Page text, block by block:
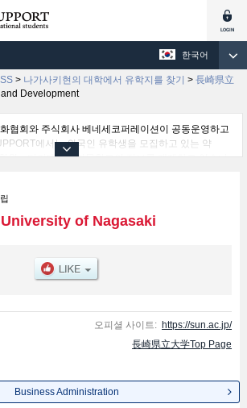
한국어
> 나가사키현의 대학에서 유학지를 찾기 > 長崎県立
Development
협회와 주식회사 베네세코퍼레이션이 공동운영하고
에서는 외국인 유학생을 모집하고 있는 약
원・단기대학・전문학교의 정보를 게재하고 있습니
and Nutrition 학부및Global and Media
Systems 학부및Regional Design and
학부별 정보, 모집정원과 합격자수 등의 입시정보, 시
기 바랍니다.
University of Nagasaki
오피셜 사이트: https://sun.ac.jp/
長崎県立大学Top Page
Business Administration